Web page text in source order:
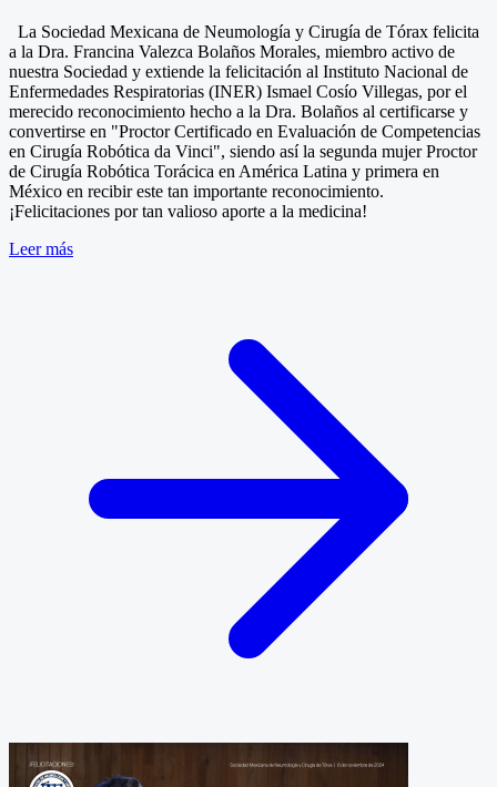
La Sociedad Mexicana de Neumología y Cirugía de Tórax felicita
a la Dra. Francina Valezca Bolaños Morales, miembro activo de
nuestra Sociedad y extiende la felicitación al Instituto Nacional de
Enfermedades Respiratorias (INER) Ismael Cosío Villegas, por el
merecido reconocimiento hecho a la Dra. Bolaños al certificarse y
convertirse en "Proctor Certificado en Evaluación de Competencias
en Cirugía Robótica da Vinci", siendo así la segunda mujer Proctor
de Cirugía Robótica Torácica en América Latina y primera en
México en recibir este tan importante reconocimiento.
¡Felicitaciones por tan valioso aporte a la medicina!
Leer más